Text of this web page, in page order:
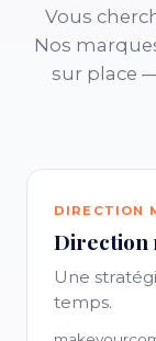
Vous
Nos
sur place
DIRECTION
Direction
Une
temps.